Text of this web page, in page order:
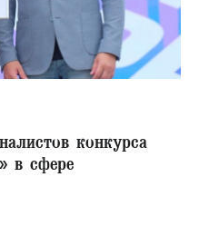
конкурса
в сфере